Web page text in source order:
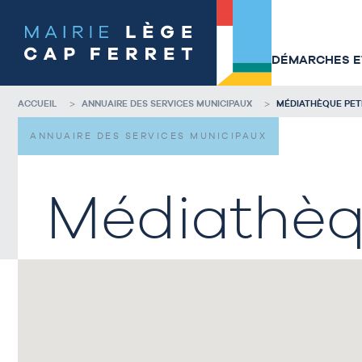
contenu
page
DÉMARCHES
ACCUEIL ANNUAIRE DES SERVICES MUNICIPAUX MÉDIATHÈQUE
ANNUAIRE DES SERVICES MUNICIPAUX